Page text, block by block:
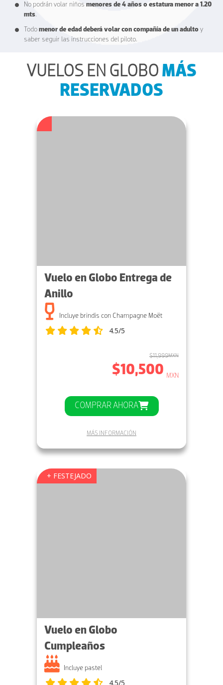
No podrán volar niños menores de 4 años o estatura menor a 1.20
mts.
Todo menor de edad deberá volar con compañía de un adulto y
saber seguir las instrucciones del piloto.
VUELOS EN GLOBO MÁS
RESERVADOS
Vuelo en Globo Entrega de
Anillo
Incluye brindis con Champagne Moët
4.5/5
$11,999MXN
$10,500 MXN
COMPRAR AHORA
MÁS INFORMACIÓN
+ FESTEJADO
Vuelo en Globo
Cumpleaños
Incluye pastel
4.5/5